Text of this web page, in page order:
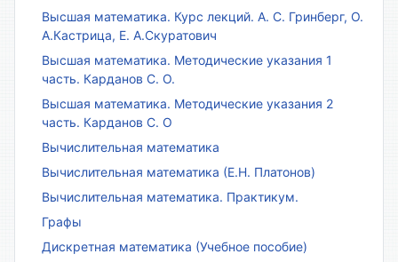
Высшая математика. Курс лекций. А. С. Гринберг, О.
А.Кастрица, Е. А.Скуратович
Высшая математика. Методические указания 1
часть. Карданов С. О.
Высшая математика. Методические указания 2
часть. Карданов С. О
Вычислительная математика
Вычислительная математика (Е.Н. Платонов)
Вычислительная математика. Практикум.
Графы
Дискретная математика (Учебное пособие)